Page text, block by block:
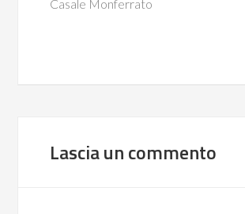
Casale Monferrato
Lascia un commento